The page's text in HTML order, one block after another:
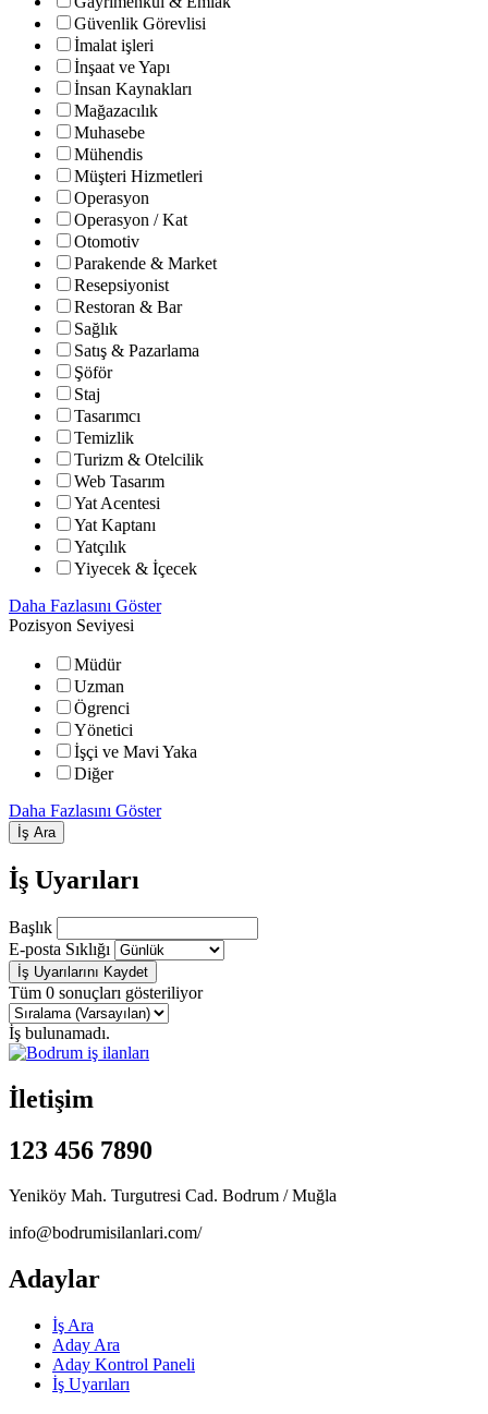
Güvenlik Görevlisi
İmalat işleri
İnşaat ve Yapı
İnsan Kaynakları
Mağazacılık
Muhasebe
Mühendis
Müşteri Hizmetleri
Operasyon
Operasyon / Kat
Otomotiv
Parakende & Market
Resepsiyonist
Restoran & Bar
Sağlık
Satış & Pazarlama
Şöför
Staj
Tasarımcı
Temizlik
Turizm & Otelcilik
Web Tasarım
Yat Acentesi
Yat Kaptanı
Yatçılık
Yiyecek & İçecek
Daha Fazlasını Göster
Pozisyon Seviyesi
Müdür
Uzman
Ögrenci
Yönetici
İşçi ve Mavi Yaka
Diğer
Daha Fazlasını Göster
İş Ara
İş Uyarıları
Başlık
E-posta Sıklığı
İş Uyarılarını Kaydet
Tüm 0 sonuçları gösteriliyor
İş bulunamadı.
İletişim
123 456 7890
Yeniköy Mah. Turgutresi Cad. Bodrum / Muğla
info@bodrumisilanlari.com/
Adaylar
İş Ara
Aday Ara
Aday Kontrol Paneli
İş Uyarıları